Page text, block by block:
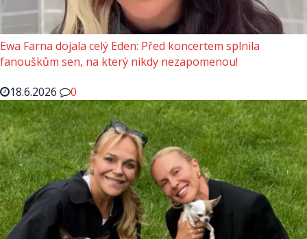
Ewa Farna dojala celý Eden: Před koncertem splnila
fanouškům sen, na který nikdy nezapomenou!
18.6.2026
0